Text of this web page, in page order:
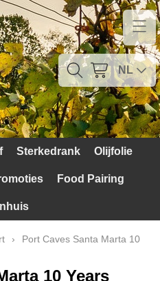
NL
Sterkedrank Olijfolie
Food Pairing
›
Port Caves Santa Marta 10
10 Years